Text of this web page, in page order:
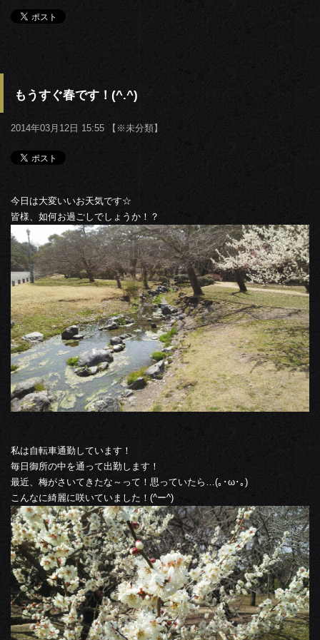
もうすぐ春です！(^.^)
2014年03月12日 15:55 【 ※未分類】
今日は大変いいお天気です☆
皆様、如何お過ごしでしょうか！？
私は自転車通勤しています！
毎日御所の中を通って出勤します！
最近、梅がさいてきたな～って！思っていたら…(｡･ω･｡)
こんなに綺麗に咲いていました！(^ー^)